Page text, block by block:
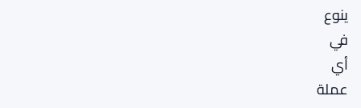
ينوع
في
أي
عملة